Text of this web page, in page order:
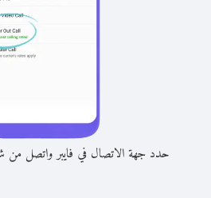
حدد جهة الاتصال في فايبر واتصل من